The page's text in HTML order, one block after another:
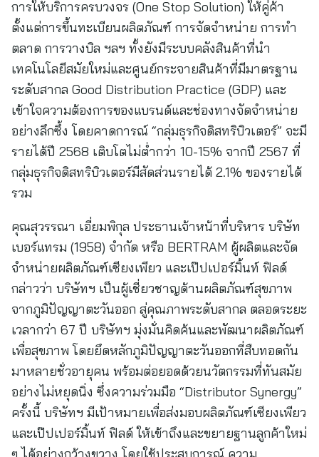
การให้บริการครบวงจร (One Stop Solution) ให้คู่ค้า
ตั้งแต่การขึ้นทะเบียนผลิตภัณฑ์ การจัดจำหน่าย การทำ
ตลาด การวางบิล ฯลฯ ทั้งยังมีระบบคลังสินค้าที่นำ
เทคโนโลยีสมัยใหม่และศูนย์กระจายสินค้าที่มีมาตรฐาน
ระดับสากล Good Distribution Practice (GDP) และ
เข้าใจความต้องการของแบรนด์และช่องทางจัดจำหน่าย
อย่างลึกซึ้ง โดยคาดการณ์ “กลุ่มธุรกิจดิสทริบิวเตอร์” จะมี
รายได้ปี 2568 เติบโตไม่ต่ำกว่า 10-15% จากปี 2567 ที่
กลุ่มธุรกิจดิสทริบิวเตอร์มีสัดส่วนรายได้ 2.1% ของรายได้
รวม
คุณสุวรรณา เอี่ยมพิกุล ประธานเจ้าหน้าที่บริหาร บริษัท
เบอร์แทรม (1958) จำกัด หรือ BERTRAM ผู้ผลิตและจัด
จำหน่ายผลิตภัณฑ์เซียงเพียว และเป๊ปเปอร์มิ้นท์ ฟิลด์
กล่าวว่า บริษัทฯ เป็นผู้เชี่ยวชาญด้านผลิตภัณฑ์สุขภาพ
จากภูมิปัญญาตะวันออก สู่คุณภาพระดับสากล ตลอดระยะ
เวลากว่า 67 ปี บริษัทฯ มุ่งมั่นคิดค้นและพัฒนาผลิตภัณฑ์
เพื่อสุขภาพ โดยยึดหลักภูมิปัญญาตะวันออกที่สืบทอดกัน
มาหลายชั่วอายุคน พร้อมต่อยอดด้วยนวัตกรรมที่ทันสมัย
อย่างไม่หยุดนิ่ง ซึ่งความร่วมมือ “Distributor Synergy”
ครั้งนี้ บริษัทฯ มีเป้าหมายเพื่อส่งมอบผลิตภัณฑ์เซียงเพียว
และเป๊ปเปอร์มิ้นท์ ฟิลด์ ให้เข้าถึงและขยายฐานลูกค้าใหม่